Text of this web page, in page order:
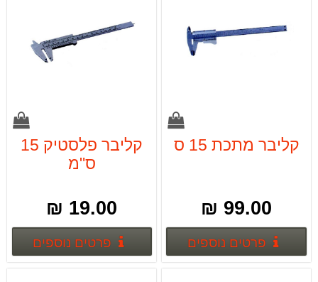
קליבר מתכת 15 ס
99.00 ₪
פרטים נוספיםפרטים נוספים
קליבר פלסטיק 15
ס"מ
19.00 ₪
פרטים נוספים